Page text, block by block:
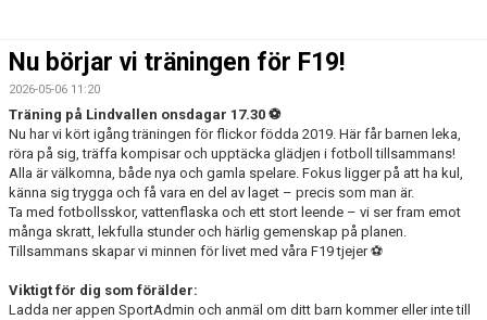
TRUPPEN
BILDGALLERI
DOKUMENT
KONTAKT
Nu börjar vi träningen för F19!
2026-05-06 11:20
Träning på Lindvallen onsdagar 17.30 ⚽
Nu har vi kört igång träningen för flickor födda 2019. Här får barnen leka,
röra på sig, träffa kompisar och upptäcka glädjen i fotboll tillsammans!
Alla är välkomna, både nya och gamla spelare. Fokus ligger på att ha kul,
känna sig trygga och få vara en del av laget – precis som man är.
Ta med fotbollsskor, vattenflaska och ett stort leende – vi ser fram emot
många skratt, lekfulla stunder och härlig gemenskap på planen.
Tillsammans skapar vi minnen för livet med våra F19 tjejer ⚽
Viktigt för dig som förälder:
Ladda ner appen SportAdmin och anmäl om ditt barn kommer eller inte till